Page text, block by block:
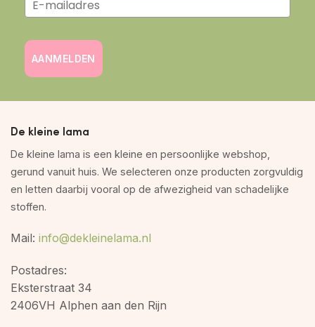
AANMELDEN
De kleine lama
De kleine lama is een kleine en persoonlijke webshop,
gerund vanuit huis. We selecteren onze producten zorgvuldig
en letten daarbij vooral op de afwezigheid van schadelijke
stoffen.
Mail: info@dekleinelama.nl
Postadres:
Eksterstraat 34
2406VH Alphen aan den Rijn